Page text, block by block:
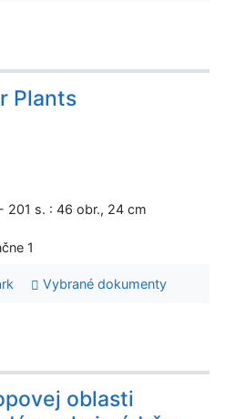
Plants
201 s. : 46 obr., 24 cm
1
Vybrané dokumenty
oblasti